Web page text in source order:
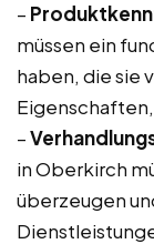
–
müssen ein
haben, die sie
–
in Oberkirch
überzeugen